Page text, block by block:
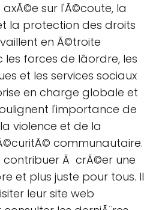
axÃ©e sur l'Ã©coute, la
la protection des droits
en Ã©troite
forces de lâordre, les
et les services sociaux
en charge globale et
l'importance de
violence et de la
communautaire.
contribuer Ã crÃ©er une
et plus juste pour tous. Il
leur site web